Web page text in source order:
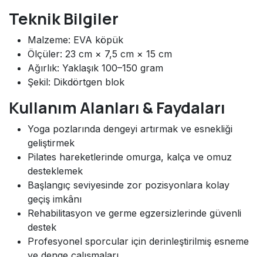
Teknik Bilgiler
Malzeme: EVA köpük
Ölçüler: 23 cm × 7,5 cm × 15 cm
Ağırlık: Yaklaşık 100–150 gram
Şekil: Dikdörtgen blok
Kullanım Alanları & Faydaları
Yoga pozlarında dengeyi artırmak ve esnekliği
geliştirmek
Pilates hareketlerinde omurga, kalça ve omuz
desteklemek
Başlangıç seviyesinde zor pozisyonlara kolay
geçiş imkânı
Rehabilitasyon ve germe egzersizlerinde güvenli
destek
Profesyonel sporcular için derinleştirilmiş esneme